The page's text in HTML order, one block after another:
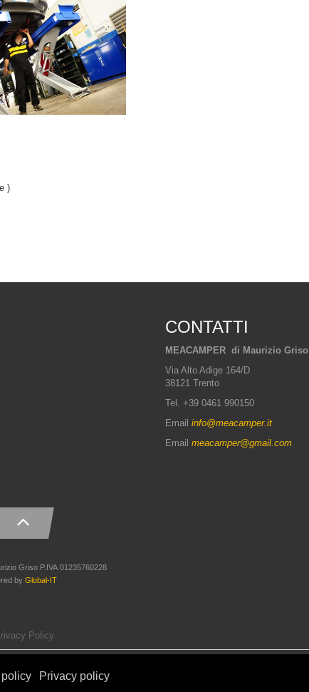
Privacy policy
)
CONTATTI
MEACAMPER di Maurizio Griso
Via Alto Adige 164/D
38121 Trento
Tel. +39 0461 990150
Email info@meacamper.it
Email meacamper@gmail.com
Griso P.IVA 01235760228
by Global-IT
Policy